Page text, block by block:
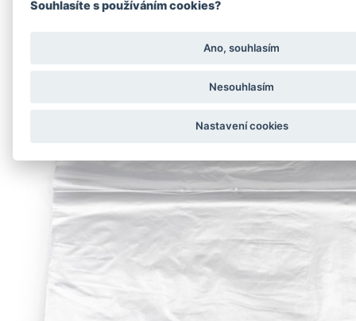
Souhlasíte s používáním cookies?
Ano, souhlasím
Nesouhlasím
Nastavení cookies